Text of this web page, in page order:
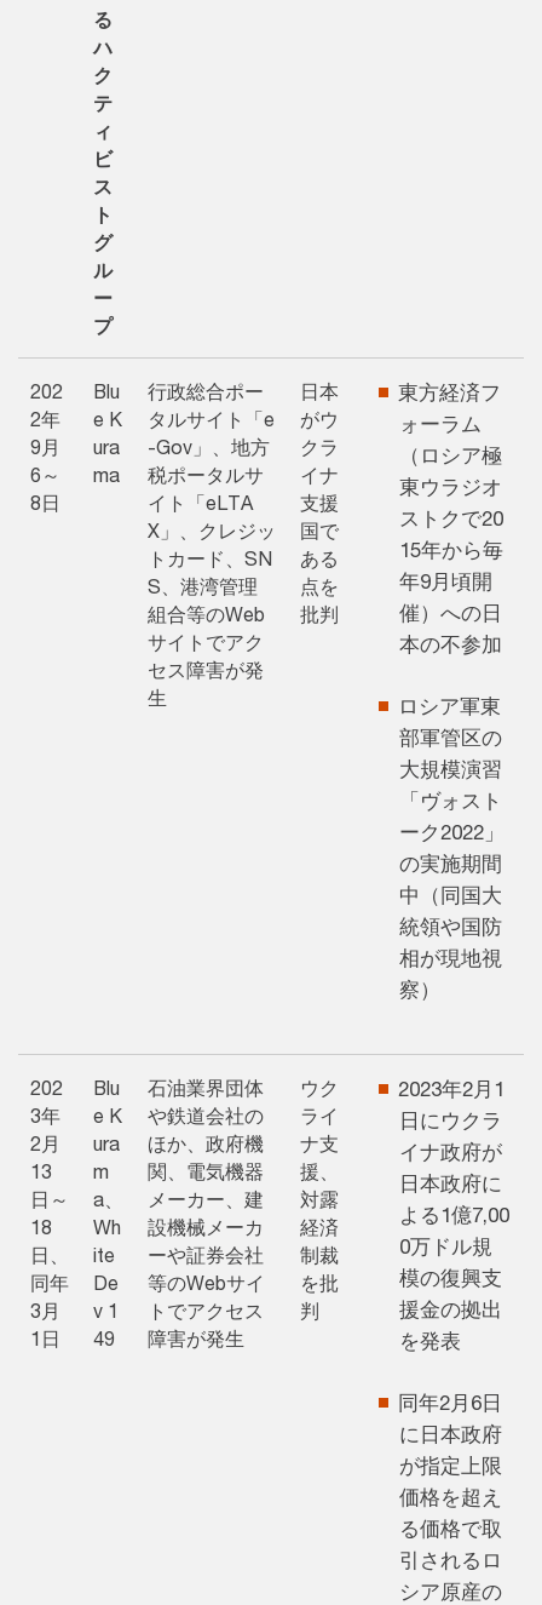
る
ハ
ク
テ
ィ
ビ
ス
ト
グ
ル
ー
プ
202
2年
9月
6～
8日
Blu
e K
ura
ma
行政総合ポー
タルサイト「e
-Gov」、地方
税ポータルサ
イト「eLTA
X」、クレジッ
トカード、SN
S、港湾管理
組合等のWeb
サイトでアク
セス障害が発
生
日本
がウ
クラ
イナ
支援
国で
ある
点を
批判
東方経済フ
ォーラム
（ロシア極
東ウラジオ
ストクで20
15年から毎
年9月頃開
催）への日
本の不参加
ロシア軍東
部軍管区の
大規模演習
「ヴォスト
ーク2022」
の実施期間
中（同国大
統領や国防
相が現地視
察）
202
3年
2月
13
日～
18
日、
同年
3月
1日
Blu
e K
ura
m
a、
Wh
ite
De
v 1
49
石油業界団体
や鉄道会社の
ほか、政府機
関、電気機器
メーカー、建
設機械メーカ
ーや証券会社
等のWebサイ
トでアクセス
障害が発生
ウク
ライ
ナ支
援、
対露
経済
制裁
を批
判
2023年2月1
日にウクラ
イナ政府が
日本政府に
よる1億7,00
0万ドル規
模の復興支
援金の拠出
を発表
同年2月6日
に日本政府
が指定上限
価格を超え
る価格で取
引されるロ
シア原産の